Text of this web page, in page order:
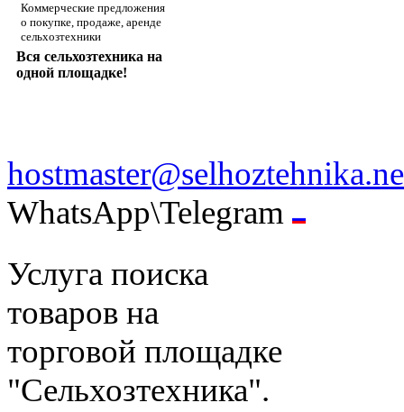
Коммерческие предложения
о покупке, продаже, аренде
сельхозтехники
Вся сельхозтехника на
одной площадке!
WhatsApp\Telegram
Услуга поиска
товаров на
торговой площадке
"Сельхозтехника".